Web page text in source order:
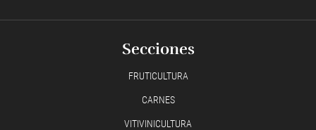
Secciones
FRUTICULTURA
CARNES
VITIVINICULTURA